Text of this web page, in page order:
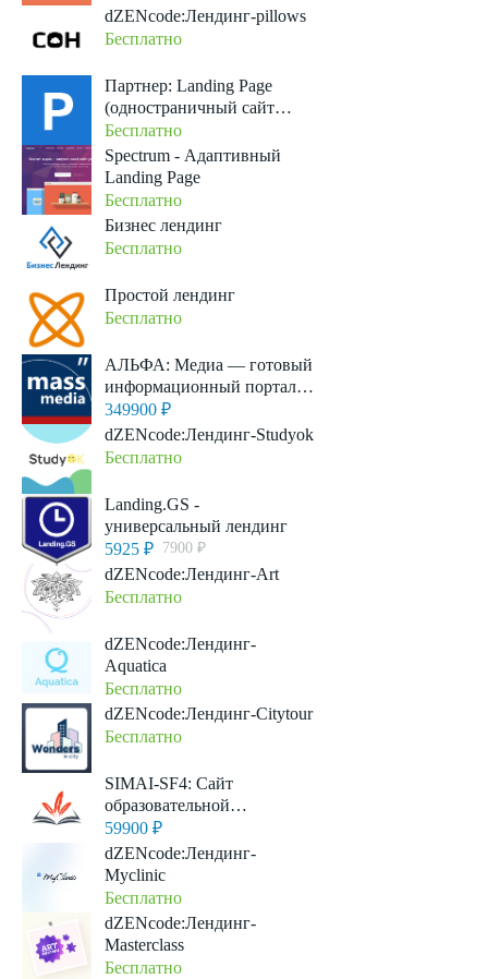
dZENcode:Лендинг-pillows
Бесплатно
Партнер: Landing Page
(одностраничный сайт
услуг)
Бесплатно
Spectrum - Адаптивный
Landing Page
Бесплатно
Бизнес лендинг
Бесплатно
Простой лендинг
Бесплатно
АЛЬФА: Медиа — готовый
информационный портал,
новостной портал, журнал,
сайт СМИ
349900 ₽
dZENcode:Лендинг-Studyok
Бесплатно
Landing.GS -
универсальный лендинг
5925 ₽ 7900 ₽
dZENcode:Лендинг-Art
Бесплатно
dZENcode:Лендинг-
Aquatica
Бесплатно
dZENcode:Лендинг-Citytour
Бесплатно
SIMAI-SF4: Сайт
образовательной
организации – адаптивный
с версией для
слабовидящих
59900 ₽
dZENcode:Лендинг-
Myclinic
Бесплатно
dZENcode:Лендинг-
Masterclass
Бесплатно